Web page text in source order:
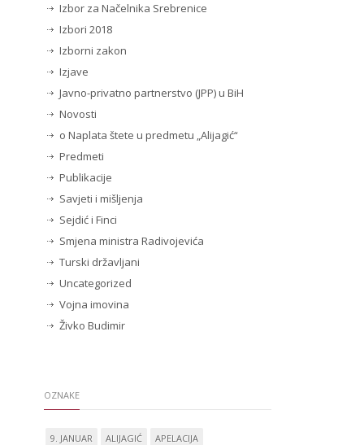
Izbor za Načelnika Srebrenice
Izbori 2018
Izborni zakon
Izjave
Javno-privatno partnerstvo (JPP) u BiH
Novosti
o Naplata štete u predmetu „Alijagić“
Predmeti
Publikacije
Savjeti i mišljenja
Sejdić i Finci
Smjena ministra Radivojevića
Turski državljani
Uncategorized
Vojna imovina
Živko Budimir
OZNAKE
9. JANUAR ALIJAGIĆ
APELACIJA